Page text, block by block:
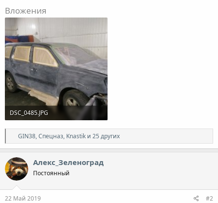
Вложения
DSC_0485.JPG
129.7 KB · Просмотры: 62
Р
е
а
к
ц
и
и
:
GIN38,Спецназ, Knastik и 25 других
Алекс_Зеленоград
Постоянный
22 Май 2019 #2